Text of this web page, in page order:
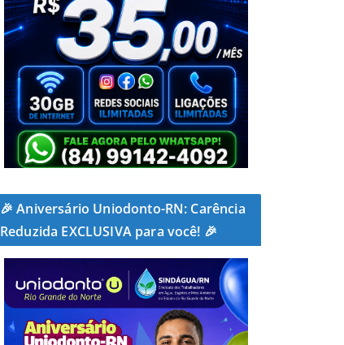
🎉 Aniversário Uniodonto-RN: Carência
Reduzida EXCLUSIVA para você! 🎉